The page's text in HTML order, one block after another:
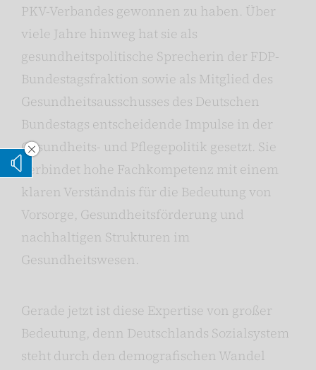
PKV-Verbandes gewonnen zu haben. Über
viele Jahre hinweg hat sie als
gesundheitspolitische Sprecherin der FDP-
Bundestagsfraktion sowie als Mitglied des
Gesundheitsausschusses des Deutschen
Bundestags entscheidende Impulse in der
Gesundheits- und Pflegepolitik gesetzt. Sie
verbindet hohe Fachkompetenz mit einem
klaren Verständnis für die Bedeutung von
Vorsorge, Gesundheitsförderung und
nachhaltigen Strukturen im
Gesundheitswesen.
Gerade jetzt ist diese Expertise von großer
Bedeutung, denn Deutschlands Sozialsystem
steht durch den demografischen Wandel
Vorleseoption verstecken
Vorlesen